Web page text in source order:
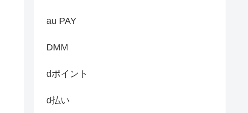
au PAY
DMM
dポイント
d払い